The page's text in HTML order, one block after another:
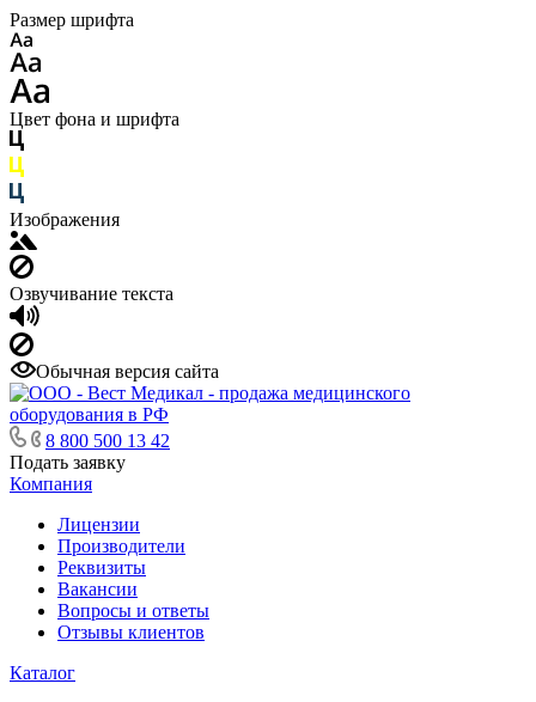
Размер шрифта
Цвет фона и шрифта
Изображения
Озвучивание текста
Обычная версия сайта
8 800 500 13 42
Подать заявку
Компания
Лицензии
Производители
Реквизиты
Вакансии
Вопросы и ответы
Отзывы клиентов
Каталог